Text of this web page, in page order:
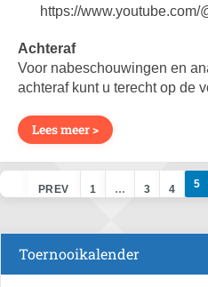
https://
Achteraf
Voor nabeschouwingen en
achteraf kunt u terecht op de
Lees meer >
PREV 1 … 3 4 5
Toernooikalender